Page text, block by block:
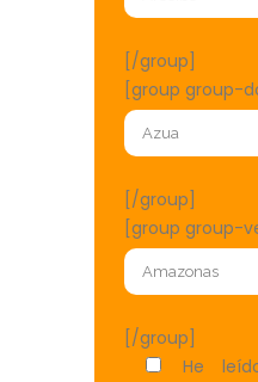
[/group]
[group group-
[/group]
[group group-
[/group]
He